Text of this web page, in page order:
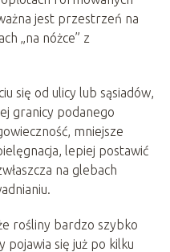
jest przestrzeń na
„na nóżce” z
się od ulicy lub sąsiadów,
granicy podanego
mniejsze
lepiej postawić
zwłaszcza na glebach
rośliny bardzo szybko
pojawia się już po kilku